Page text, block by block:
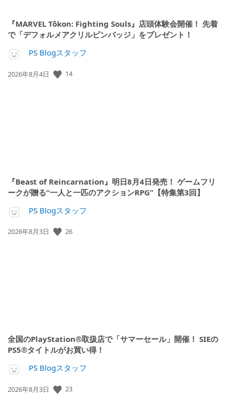
『MARVEL Tōkon: Fighting Souls』店頭体験会開催！ 先着
で「デフォルメアクリルピンバッジ」をプレゼント！
PS Blogスタッフ
公
2026年8月4日 14
『Beast of Reincarnation』明日8月4日発売！ ゲームフリ
ークが贈る“一人と一匹のアクションRPG”【特集第3回】
PS Blogスタッフ
公
2026年8月3日 26
全国のPlayStation®取扱店で「サマーセール」開催！ SIEの
PS5®タイトルがお買い得！
PS Blogスタッフ
公
2026年8月3日 23